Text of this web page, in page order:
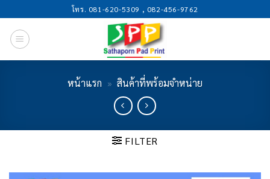
to
content
โทร. 081-620-5309 , 082-456-9762
หน้าแรก » สินค้าที่พร้อมจำหน่าย
FILTER